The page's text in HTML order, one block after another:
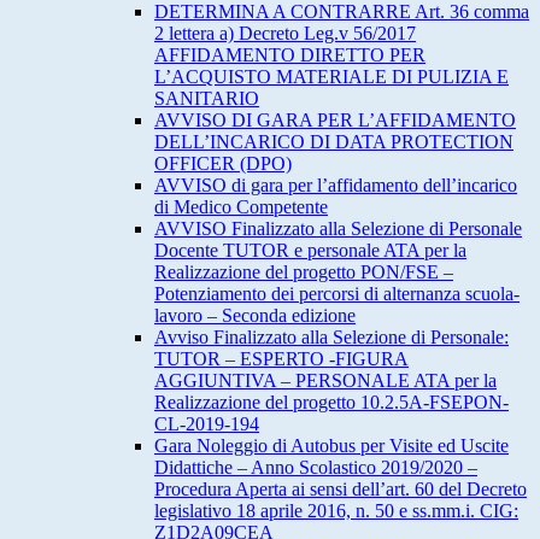
DETERMINA A CONTRARRE Art. 36 comma
2 lettera a) Decreto Leg.v 56/2017
AFFIDAMENTO DIRETTO PER
L’ACQUISTO MATERIALE DI PULIZIA E
SANITARIO
AVVISO DI GARA PER L’AFFIDAMENTO
DELL’INCARICO DI DATA PROTECTION
OFFICER (DPO)
AVVISO di gara per l’affidamento dell’incarico
di Medico Competente
AVVISO Finalizzato alla Selezione di Personale
Docente TUTOR e personale ATA per la
Realizzazione del progetto PON/FSE –
Potenziamento dei percorsi di alternanza scuola-
lavoro – Seconda edizione
Avviso Finalizzato alla Selezione di Personale:
TUTOR – ESPERTO -FIGURA
AGGIUNTIVA – PERSONALE ATA per la
Realizzazione del progetto 10.2.5A-FSEPON-
CL-2019-194
Gara Noleggio di Autobus per Visite ed Uscite
Didattiche – Anno Scolastico 2019/2020 –
Procedura Aperta ai sensi dell’art. 60 del Decreto
legislativo 18 aprile 2016, n. 50 e ss.mm.i. CIG:
Z1D2A09CEA